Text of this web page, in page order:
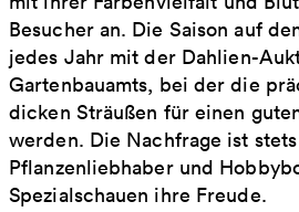
Besucher an. Die Saison auf
jedes Jahr mit der Dahlien-
Gartenbauamts, bei der die
dicken Sträußen für einen
werden. Die Nachfrage ist
Pflanzenliebhaber und
Spezialschauen ihre Freude.